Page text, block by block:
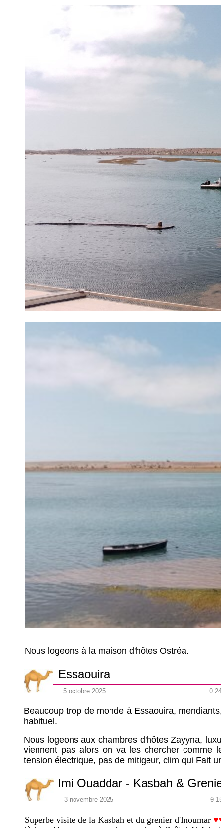
Nous logeons à la maison d'hôtes Ostréa.
Essaouira
5 octobre 2025 θ
Beaucoup trop de monde à Essaouira,
habituel.
Nous logeons aux chambres d'hôtes Zayyna,
viennent pas alors on va les chercher comme
tension électrique, pas de mitigeur, clim qui Fait
Imi Ouaddar - Kasbah &
3 novembre 2025 θ
Superbe visite de la Kasbah et du grenier d'Inoumar